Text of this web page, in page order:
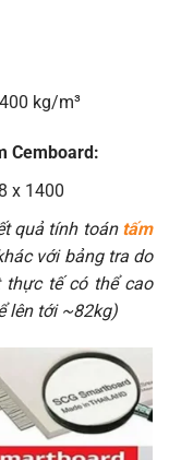
kg/m³
Cemboard:
x 1400
quả tính toán tấm
với bảng tra do
thực tế có thể cao
lên tới ~82kg)